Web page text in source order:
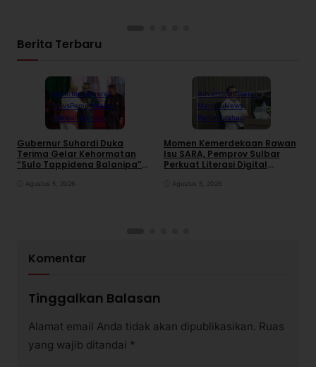
Berita Terbaru
AdvertorialDaerah
NewsPemerintahan
Polewali Mandar
Gubernur Suhardi Duka
Terima Gelar Kehormatan
“Sulo Tappidena Balanipa”
Balanipa
Agustus 5, 2026
AdvertorialDaerah
MamujuNews
Pemerintahan
Momen Kemerdekaan Rawan
Isu SARA, Pemprov Sulbar
Perkuat Literasi Digital
Agustus 5, 2026
Komentar
Tinggalkan Balasan
Alamat email Anda tidak akan dipublikasikan. Ruas
yang wajib ditandai *